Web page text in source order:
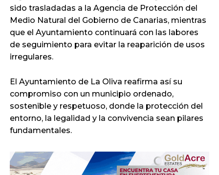
sido trasladadas a la Agencia de Protección del
Medio Natural del Gobierno de Canarias, mientras
que el Ayuntamiento continuará con las labores
de seguimiento para evitar la reaparición de usos
irregulares.
El Ayuntamiento de La Oliva reafirma así su
compromiso con un municipio ordenado,
sostenible y respetuoso, donde la protección del
entorno, la legalidad y la convivencia sean pilares
fundamentales.